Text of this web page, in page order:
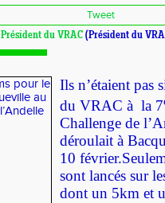
Tweet
Président du VRAC (Président du
Ils n’étaient pas
du VRAC à la 7
Challenge de
déroulait à
10 février.
sont lancés sur
dont un 5km et